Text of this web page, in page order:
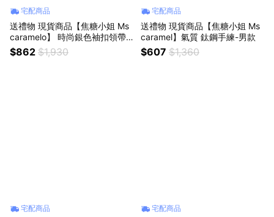
宅配商品
送禮物 現貨商品【焦糖小姐 Ms
caramelo】 時尚銀色袖扣領帶
夾套組 男款
$862 $1,930
宅配商品
送禮物 現貨商品【焦糖小姐 Ms
caramel】氣質 鈦鋼手練-男款
$607 $1,360
宅配商品 宅配商品